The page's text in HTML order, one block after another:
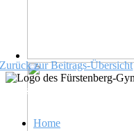
Zurück zur Beitrags-Übersicht
Infos
Home